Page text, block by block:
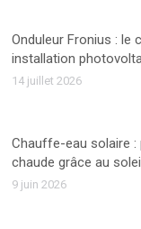
Onduleur Fronius : le
installation
14 juillet 2026
Chauffe-eau solaire :
chaude grâce au
9 juin 2026